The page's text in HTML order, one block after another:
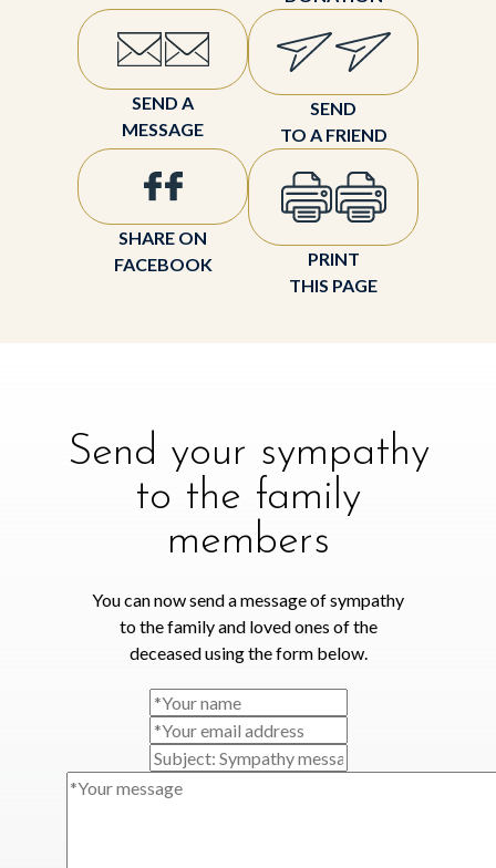
SEND A
MESSAGE
SEND
TO A FRIEND
SHARE ON
FACEBOOK
PRINT
THIS PAGE
Send your sympathy
to the family
members
You can now send a message of sympathy
to the family and loved ones of the
deceased using the form below.